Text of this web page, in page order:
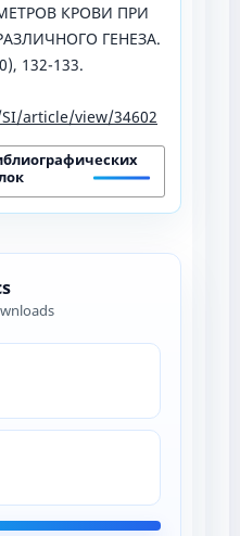
КРОВИ ПРИ
ГЕНЕЗА.
132-133.
article/view/34602